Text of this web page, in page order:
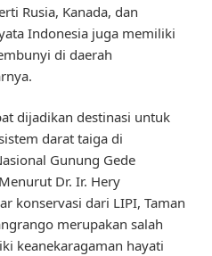
Rusia, Kanada, dan
Indonesia juga memiliki
di daerah
dijadikan destinasi untuk
darat taiga di
Gunung Gede
Dr. Ir. Hery
konservasi dari LIPI, Taman
merupakan salah
keanekaragaman hayati